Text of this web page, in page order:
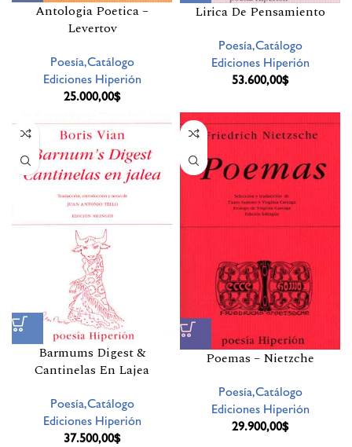
Antologia Poetica –
Levertov
Poesía,Catálogo
Ediciones Hiperión
25.000,00$
Lirica De Pensamiento
Poesía,Catálogo
Ediciones Hiperión
53.600,00$
Barmums Digest &
Cantinelas En Lajea
Poesía,Catálogo
Ediciones Hiperión
37.500,00$
Poemas – Nietzche
Poesía,Catálogo
Ediciones Hiperión
29.900,00$